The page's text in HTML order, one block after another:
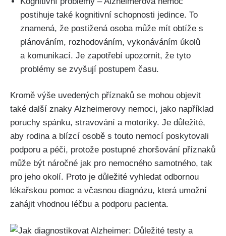
postihuje také kognitivní schopnosti jedince. To
znamená, že postižená osoba může mít obtíže s
plánováním, rozhodováním, vykonáváním úkolů
a komunikací. Je zapotřebí upozornit, že tyto
problémy se zvyšují postupem času.
Kromě výše uvedených příznaků se mohou objevit
také další znaky Alzheimerovy nemoci, jako například
poruchy spánku, stravování a motoriky. Je důležité,
aby rodina a blízcí osobě s touto nemocí poskytovali
podporu a péči, protože postupné zhoršování příznaků
může být náročné jak pro nemocného samotného, tak
pro jeho okolí. Proto je důležité vyhledat odbornou
lékařskou pomoc a včasnou diagnózu, která umožní
zahájit vhodnou léčbu a podporu pacienta.